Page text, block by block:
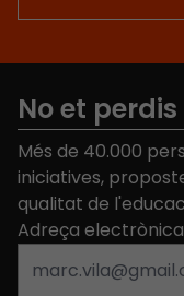
No et perdis
Més de 40.000
iniciatives,
qualitat de
Adreça electrònica